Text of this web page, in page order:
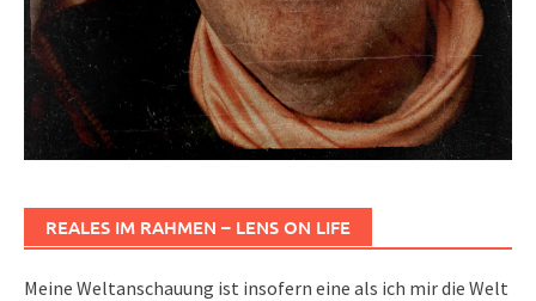
REALES IM RAHMEN – LENS ON LIFE
Meine Weltanschauung ist insofern eine als ich mir die Welt